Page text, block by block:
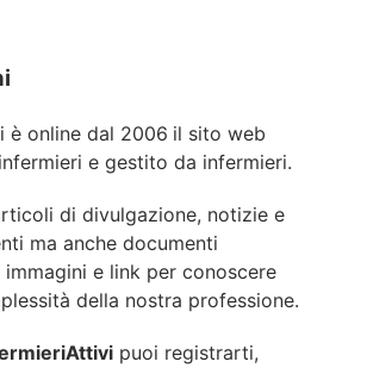
è online dal 2006 il sito web
e gestito da infermieri.
di divulgazione, notizie e
ma anche documenti
e link per conoscere
della nostra professione.
puoi registrarti,